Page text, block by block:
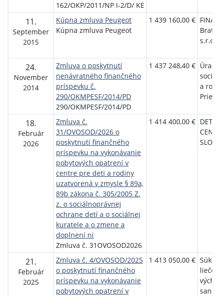
162/OKP/2011/NP I-2/D/ KE
11.
September
2015
Kúpna zmluva Peugeot
Kúpna zmluva Peugeot
1 439 160,00 €
s.r.o.
24.
November
2014
Zmluva o poskytnutí
nenávratného finančného
príspevku č.
290/OKMPESF/2014/PD
290/OKMPESF/2014/PD
1 437 248,40 € Úrad
a
18.
Február
2026
Zmluva č.
31/OVOSOD/2026 o
poskytnutí finančného
príspevku na vykonávanie
pobytových opatrení v
centre pre deti a rodiny
uzatvorená v zmysle § 89a,
89b zákona č. 305/2005 Z.
z. o sociálnoprávnej
ochrane detí a o sociálnej
kuratele a o zmene a
doplnení ni
Zmluva č. 31OVOSOD2026
1 414 400,00 €
21.
Február
2025
Zmluva č. 4/OVOSOD/2025
o poskytnutí finančného
príspevku na vykonávanie
pobytových opatrení v
1 413 050,00 €